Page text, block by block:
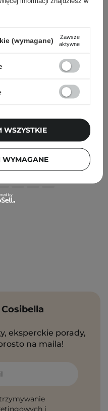
- Tonik Zwężający Pory -
eksperckie porady,
na maila!
i
(wymagane)
Zawsze
aktywne
WSZYSTKIE